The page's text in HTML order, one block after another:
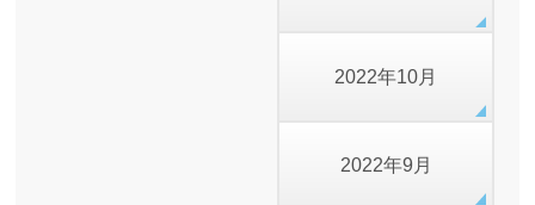
2022年10月
2022年9月